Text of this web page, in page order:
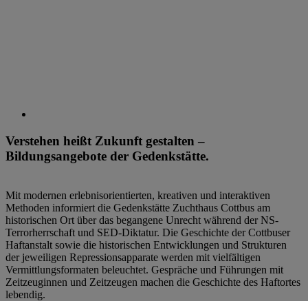
Verstehen heißt Zukunft gestalten –
Bildungsangebote der Gedenkstätte.
Mit modernen erlebnisorientierten, kreativen und interaktiven
Methoden informiert die Gedenkstätte Zuchthaus Cottbus am
historischen Ort über das begangene Unrecht während der NS-
Terrorherrschaft und SED-Diktatur. Die Geschichte der Cottbuser
Haftanstalt sowie die historischen Entwicklungen und Strukturen
der jeweiligen Repressionsapparate werden mit vielfältigen
Vermittlungsformaten beleuchtet. Gespräche und Führungen mit
Zeitzeuginnen und Zeitzeugen machen die Geschichte des Haftortes
lebendig.